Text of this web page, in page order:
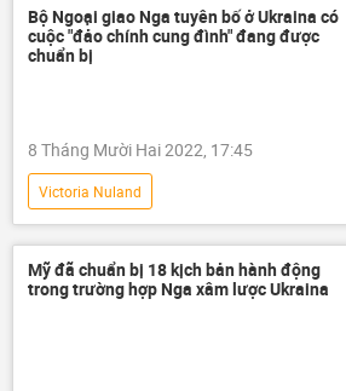
Video từ Ukraina
Nga
Cuộc khủng hoảng ở Ukraina
Hoa Kỳ
Bộ Ngoại giao Nga tuyên bố ở Ukraina có
cuộc "đảo chính cung đình" đang được
chuẩn bị
8 Tháng Mười Hai 2022, 17:45
Victoria Nuland
Chiến dịch quân sự đặc biệt tại Ukraina
Thế giới
Nga
Bộ Quốc phòng Nga
Ukraina
Mỹ đã chuẩn bị 18 kịch bản hành động
trong trường hợp Nga xâm lược Ukraina